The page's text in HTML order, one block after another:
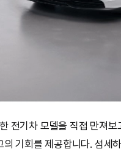
전기차 모델을 직접 만져
기회를 제공합니다. 섬세